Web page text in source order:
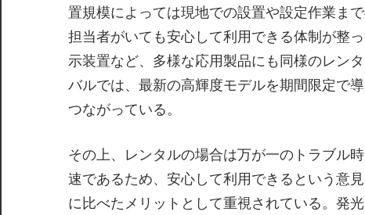
置規模によっては現地での設置や設定作業ま
担当者がいても安心して利用できる体制が整
示装置など、多様な応用製品にも同様のレン
バルでは、最新の高輝度モデルを期間限定で
つながっている。
その上、レンタルの場合は万が一のトラブル
速であるため、安心して利用できるという意
に比べたメリットとして重視されている。発